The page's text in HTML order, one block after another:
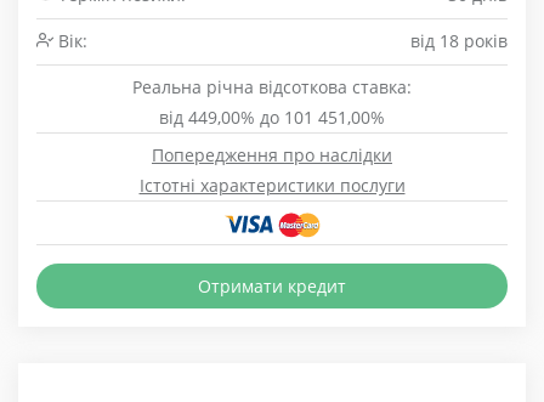
Вік:
від 18 років
Реальна річна відсоткова ставка:
від 449,00% до 101 451,00%
Попередження про наслідки
Істотні характеристики послуги
Отримати кредит